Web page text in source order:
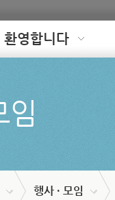
환영합니다
임
행사 · 모임